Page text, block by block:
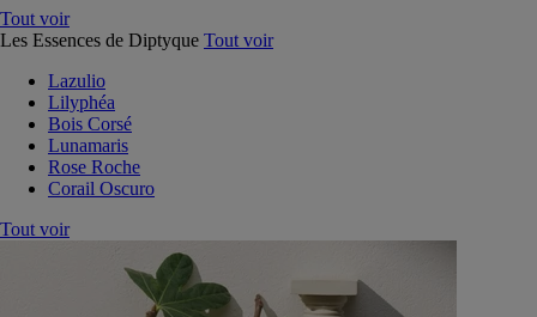
Tout voir
Les Essences de Diptyque Tout voir
Lazulio
Lilyphéa
Bois Corsé
Lunamaris
Rose Roche
Corail Oscuro
Tout voir